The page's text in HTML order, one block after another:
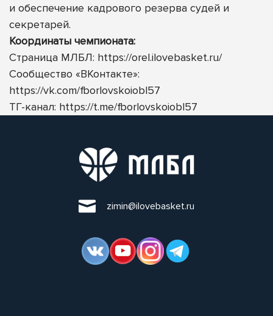
и обеспечение кадрового резерва судей и
секретарей.
Координаты чемпионата:
Страница МЛБЛ: https://orel.ilovebasket.ru/
Сообщество «ВКонтакте»:
https://vk.com/fborlovskoiobl57
ТГ-канал: https://t.me/fborlovskoiobl57
zimin@ilovebasket.ru